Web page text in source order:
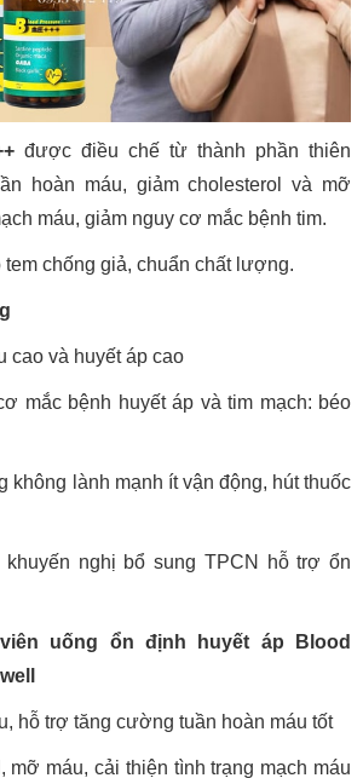
được điều chế từ thành phần thiên
hoàn máu, giảm cholesterol và mỡ
máu, giảm nguy cơ mắc bệnh tim.
tem chống giả, chuẩn chất lượng.
và huyết áp cao
mắc bệnh huyết áp và tim mạch: béo
không lành mạnh ít vận động, hút thuốc
nghị bổ sung TPCN hỗ trợ ổn
uống ổn định huyết áp Blood
hỗ trợ tăng cường tuần hoàn máu tốt
mỡ máu, cải thiện tình trạng mạch máu